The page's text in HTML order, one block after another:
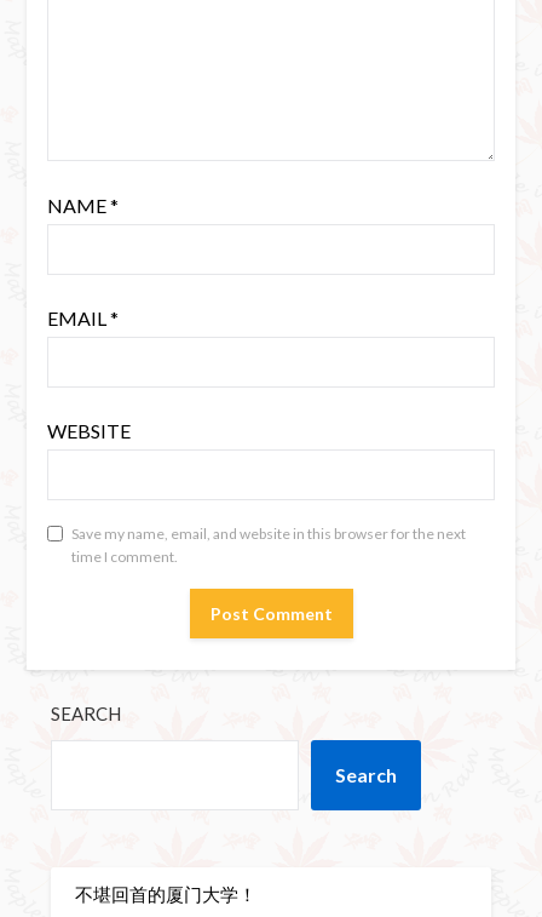
NAME*
EMAIL *
WEBSITE
Save my name, email, and website in this browser for the next
time I comment.
SEARCH
Search
不堪回首的厦门大学！